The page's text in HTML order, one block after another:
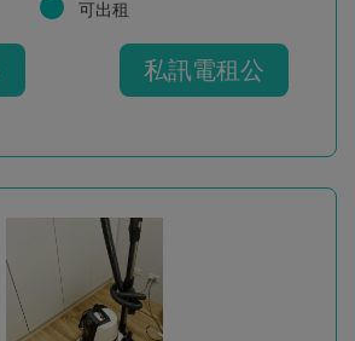
可出租
私訊電租公